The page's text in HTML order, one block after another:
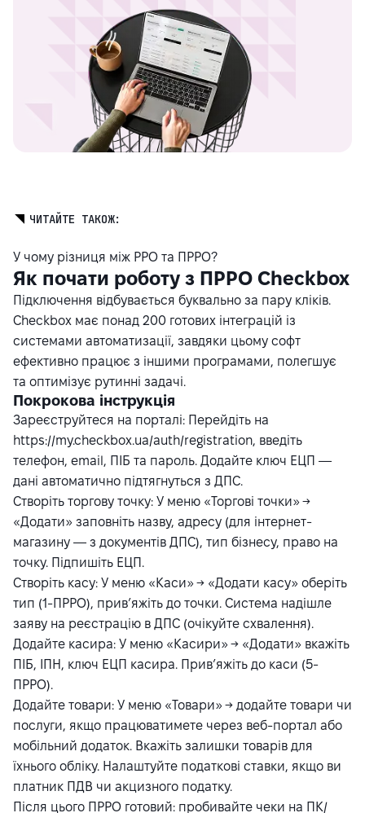
ЧИТАЙТЕ ТАКОЖ:
У чому різниця між РРО та ПРРО?
Як почати роботу з ПРРО Checkbox
Підключення відбувається буквально за пару кліків.
Checkbox має понад 200 готових інтеграцій із
системами автоматизації, завдяки цьому софт
ефективно працює з іншими програмами, полегшує
та оптимізує рутинні задачі.
Покрокова інструкція
Зареєструйтеся на порталі: Перейдіть на
https://my.checkbox.ua/auth/registration, введіть
телефон, email, ПІБ та пароль. Додайте ключ ЕЦП —
дані автоматично підтягнуться з ДПС.​
Створіть торгову точку: У меню «Торгові точки» →
«Додати» заповніть назву, адресу (для інтернет-
магазину — з документів ДПС), тип бізнесу, право на
точку. Підпишіть ЕЦП.
Створіть касу: У меню «Каси» → «Додати касу» оберіть
тип (1-ПРРО), прив’яжіть до точки. Система надішле
заяву на реєстрацію в ДПС (очікуйте схвалення).​
Додайте касира: У меню «Касири» → «Додати» вкажіть
ПІБ, ІПН, ключ ЕЦП касира. Прив’яжіть до каси (5-
ПРРО).
Додайте товари: У меню «Товари» → додайте товари чи
послуги, якщо працюватимете через веб-портал або
мобільний додаток. Вкажіть залишки товарів для
їхнього обліку. Налаштуйте податкові ставки, якщо ви
платник ПДВ чи акцизного податку.
Після цього ПРРО готовий: пробивайте чеки на ПК/